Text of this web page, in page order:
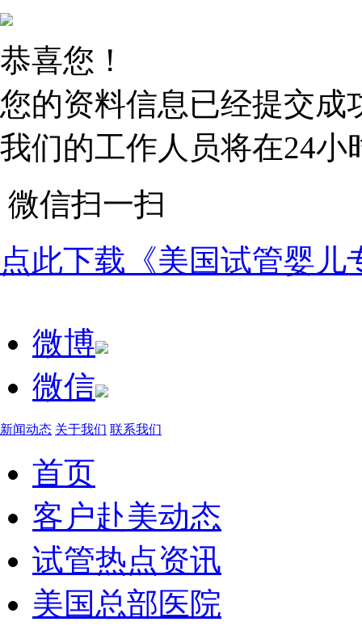
恭喜您！
您的资料信息已经提交成
我们的工作人员将在24
微信扫一扫
点此下载《美国试管婴儿
微博
微信
新闻动态 关于我们 联系我们
首页
客户赴美动态
试管热点资讯
美国总部医院